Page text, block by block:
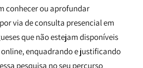
conhecer ou aprofundar
via de consulta presencial em
que não estejam disponíveis
enquadrando e justificando
pesquisa no seu percurso